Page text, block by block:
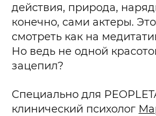
действия, природа,
конечно, сами актеры.
смотреть как на
Но ведь не одной
зацепил?
Специально для
клинический психолог